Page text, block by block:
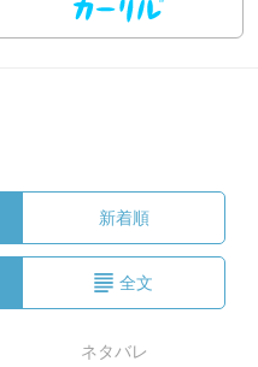
新着順
全文
ネタバレ